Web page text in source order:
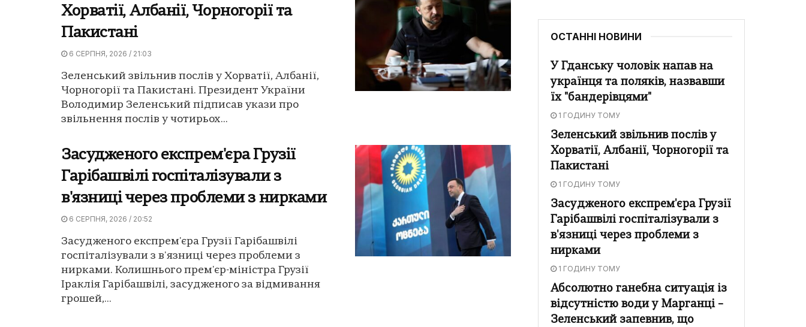
Хорватії, Албанії, Чорногорії та
Пакистані
6 СЕРПНЯ, 2026 / 21:03
Зеленський звільнив послів у Хорватії, Албанії,
Чорногорії та Пакистані. Президент України
Володимир Зеленський підписав укази про
звільнення послів у чотирьох...
Засудженого експрем'єра Грузії
Гарібашвілі госпіталізували з
в'язниці через проблеми з нирками
6 СЕРПНЯ, 2026 / 20:52
Засудженого експрем'єра Грузії Гарібашвілі
госпіталізували з в'язниці через проблеми з
нирками. Колишнього прем'єр-міністра Грузії
Іраклія Гарібашвілі, засудженого за відмивання
грошей,...
ОСТАННІ НОВИНИ
У Гданську чоловік напав на
українця та поляків, назвавши
їх "бандерівцями"
1 ГОДИНУ ТОМУ
Зеленський звільнив послів у
Хорватії, Албанії, Чорногорії та
Пакистані
1 ГОДИНУ ТОМУ
Засудженого експрем'єра Грузії
Гарібашвілі госпіталізували з
в'язниці через проблеми з
нирками
1 ГОДИНУ ТОМУ
Абсолютно ганебна ситуація із
відсутністю води у Марганці –
Зеленський запевнив, що